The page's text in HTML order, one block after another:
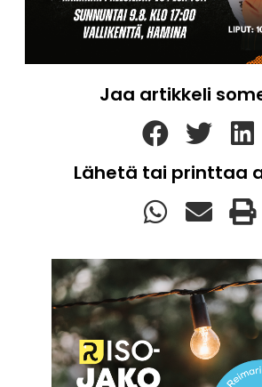
Jaa artikkeli
Lähetä tai printtaa